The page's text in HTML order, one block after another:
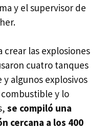
y el supervisor de
crear las explosiones
cuatro tanques
algunos explosivos
y lo
se compiló una
cercana a los 400